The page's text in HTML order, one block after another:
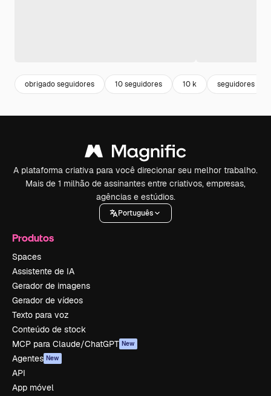
obrigado seguidores 10 seguidores 10 k seguidores
A plataforma criativa para você direcionar seu melhor trabalho.
Mais de 1 milhão de assinantes entre criativos, empresas,
agências e estúdios.
Português
Produtos
Spaces
Assistente de IA
Gerador de imagens
Gerador de vídeos
Texto para voz
Conteúdo de stock
MCP para Claude/ChatGPT New
Agentes New
API
App móvel